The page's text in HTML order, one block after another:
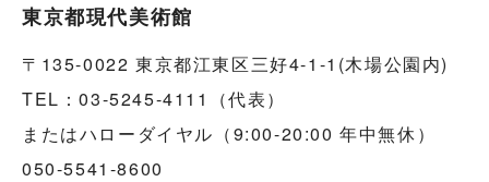
東京都現代美術館
〒135-0022 東京都江東区三好4-1-1(木場公園内)
TEL：03-5245-4111（代表）
またはハローダイヤル（9:00-20:00 年中無休）
050-5541-8600